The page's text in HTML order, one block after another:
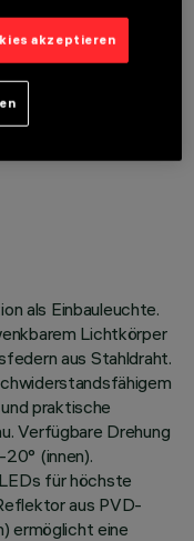
als Einbauleuchte.
Lichtkörper
aus Stahldraht.
praktische
Verfügbare Drehung
(innen).
für höchste
aus PVD-
ermöglicht eine
akzeptieren